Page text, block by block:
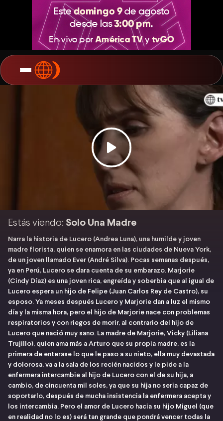
Estás viendo: Solo Una Madre
Narra la historia de Lucero (Andrea Luna), una humilde y joven
madre florista, quien se enamora en las ciudades de Nueva York,
de un joven llamado Ever (André Silva). Pocas semanas después,
ya en Perú, Lucero se dara cuenta de su embarazo. Marjorie
(Cindy Díaz) es una joven rica, engreída y soberbia que al igual de
Lucero espera un hijo de Felipe (Juan Carlos Rey de Castro), su
esposo. Ya meses después Lucero y Marjorie dan a luz el mismo
día y la misma hora, pero el hijo de Marjorie nace con problemas
respiratorios y con riegos de morir, al contrario del hijo de
Lucero que nació muy sano. La madre de Marjorie, Vicky (Liliana
Trujillo), quien ama más a Arturo que su propia madre, es la
primera de enterase lo que le paso a su nieto, ella muy devastada
y dolorosa, va a la sala de los recién nacidos y le pide a la
enfermera intercambie al hijo de Lucero con el de su hija, a
cambio, de cincuenta mil soles, ya que su hija no seria capaz de
soportarlo, después de mucha insistencia la enfermera acepta y
los intercambia. Pero el amor de Lucero hacia su hijo Miguel (que
en realidad no lo es) será tan grande que pondrá vencer todas la